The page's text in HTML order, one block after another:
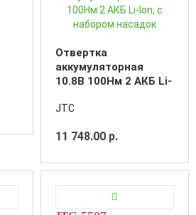
Отвертка
аккумуляторная
10.8В 100Нм 2 АКБ Li-
насадок
JTC
11 748.00 р.